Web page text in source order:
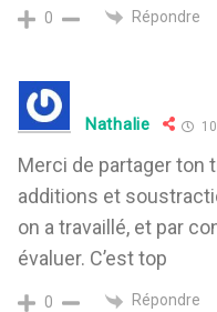
0 Répondre
Nathalie
Merci de partager ton
additions et
on a travaillé, et par
évaluer. C’est top
0 Répondre